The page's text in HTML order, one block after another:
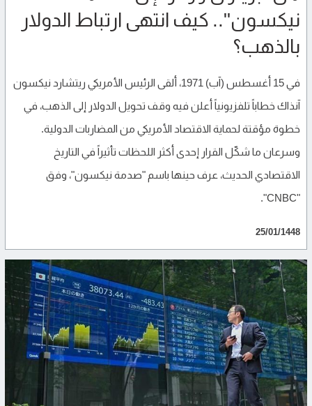
نيكسون".. كيف انتهى ارتباط الدولار
بالذهب؟
في 15 أغسطس (آب) 1971، ألقى الرئيس الأمريكي ريتشارد نيكسون
آنذاك خطاباً تلفزيونياً أعلن فيه وقف تحويل الدولار إلى الذهب، في
خطوة مؤقتة لحماية الاقتصاد الأمريكي من المضاربات الدولية.
وسرعان ما شكّل القرار إحدى أكثر اللحظات تأثيراً في التاريخ
الاقتصادي الحديث، عرف حينها باسم "صدمة نيكسون"، وفق
"CNBC".
25/01/1448